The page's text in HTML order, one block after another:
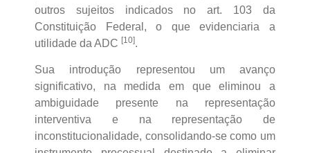
outros sujeitos indicados no art. 103 da
Constituição Federal, o que evidenciaria a
utilidade da ADC [10].
Sua introdução representou um avanço
significativo, na medida em que eliminou a
ambiguidade presente na representação
interventiva e na representação de
inconstitucionalidade, consolidando-se como um